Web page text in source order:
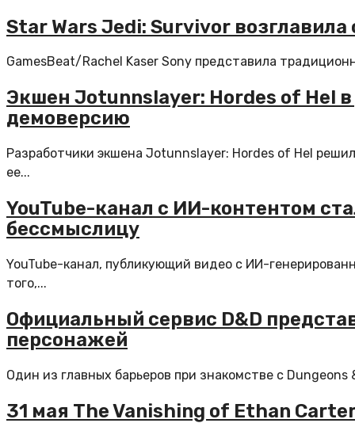
Star Wars Jedi: Survivor
GamesBeat/Rachel Kaser Sony представила
Экшен Jotunnslayer: Hordes of Hel
демоверсию
Разработчики экшена Jotunnslayer: Hordes of Hel
ее...
YouTube-канал с ИИ-контентом
бессмыслицу
YouTube-канал, публикующий видео с ИИ-
того,...
Официальный сервис D&D
персонажей
Один из главных барьеров при знакомстве с
31 мая The Vanishing of Ethan